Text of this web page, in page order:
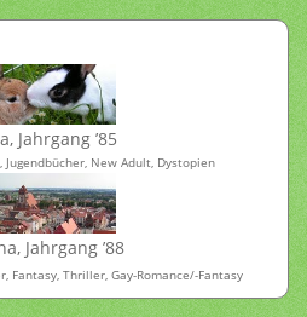
Jahrgang ’85
Jugendbücher, New Adult, Dystopien
Jahrgang ’88
Fantasy, Thriller, Gay-Romance/-Fantasy